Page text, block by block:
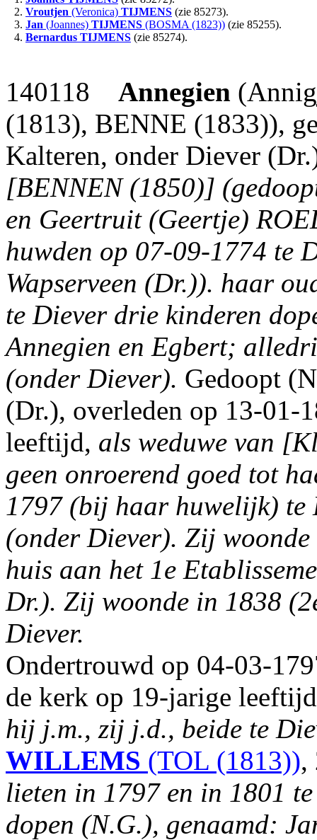
2. Vroutjen (Veronica) TIJMENS (zie 85273).
3. Jan (Joannes) TIJMENS (BOSMA (1823)) (zie 85255).
4. Bernardus TIJMENS (zie 85274).
140118 Annegien
(1813), BENNE (1833)),
Kalteren, onder Diever
[BENNEN (1850)]
en Geertruit (Geertje)
huwden op 07-09-1774 te
Wapserveen (Dr.)). haar
te Diever drie kinderen
Annegien en Egbert;
(onder Diever). Gedoopt
(Dr.), overleden op 13-01-
leeftijd, als weduwe van
geen onroerend goed tot
1797 (bij haar huwelijk) te
(onder Diever). Zij
huis aan het 1e
Dr.). Zij woonde in 1838
Diever.
Ondertrouwd op 04-03-
de kerk op 19-jarige
hij j.m., zij j.d., beide te
WILLEMS (TOL (1813)),
lieten in 1797 en in 1801
dopen (N.G.), genaamd: